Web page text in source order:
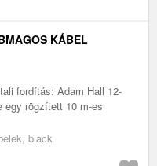
KÁBEL
fordítás: Adam Hall 12-
egy rögzített 10 m-es
black